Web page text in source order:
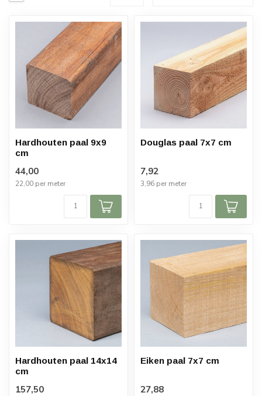
Hardhouten paal 9x9
cm
44,00
22,00 per meter
Douglas paal 7x7 cm
7,92
3,96 per meter
Hardhouten paal 14x14
cm
157,50
Eiken paal 7x7 cm
27,88